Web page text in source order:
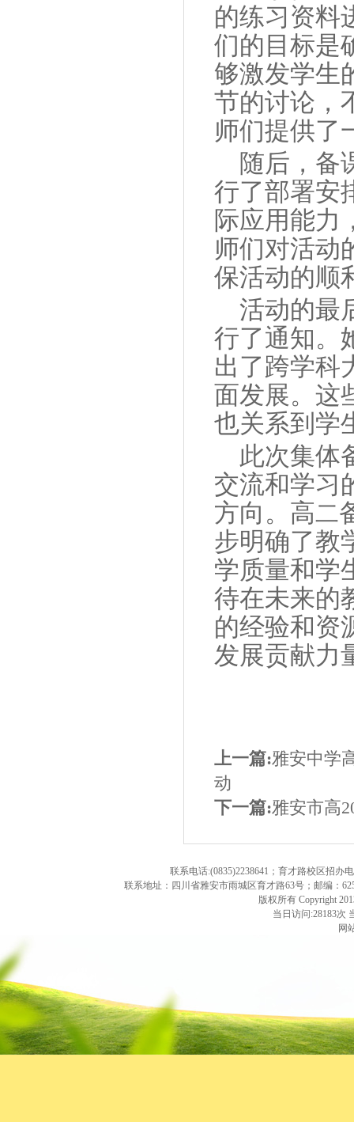
的练习资料
们的目标是
够激发学生
节的讨论，
师们提供了
随后，备
行了部署安
际应用能力
师们对活动
保活动的顺
活动的最
行了通知。
出了跨学科
面发展。这
也关系到学
此次集体
交流和学习
方向。高二
步明确了教
学质量和学
待在未来的
的经验和资
发展贡献力
上一篇:雅安中学
动
下一篇:雅安市高
联系电话:(0835)2238641；育才路校区招办
联系地址：四川省雅安市雨城区育才路63号；邮编：
版权所有 Copyright
当日访问:28183次
网